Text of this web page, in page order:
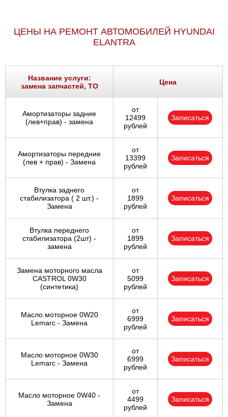
ЦЕНЫ НА РЕМОНТ АВТОМОБИЛЕЙ HYUNDAI
ELANTRA
Название услуги:
замена запчастей, ТО
Цена
Амортизаторы задние
(лев+прав) - замена
от
12499
рублей
Записаться
Амортизаторы передние
(лев + прав) - Замена
от
13399
рублей
Записаться
Втулка заднего
стабилизатора ( 2 шт.) -
Замена
от
1899
рублей
Записаться
Втулка переднего
стабилизатора (2шт) -
замена
от
1899
рублей
Записаться
Замена моторного масла
CASTROL 0W30
(синтетика)
от
5099
рублей
Записаться
Масло моторное 0W20
Lemarc - Замена
от
6999
рублей
Записаться
Масло моторное 0W30
Lemarc - Замена
от
6999
рублей
Записаться
Масло моторное 0W40 -
Замена
от
4499
рублей
Записаться